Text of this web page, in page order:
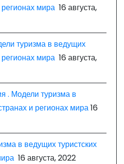
регионах мира 16 августа,
туризма в ведущих
регионах мира 16 августа,
. Модели туризма в
и регионах мира16
в ведущих туристских
16 августа, 2022